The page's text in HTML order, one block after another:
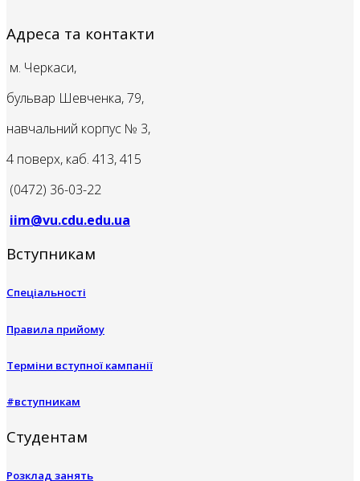
Адреса та контакти
м. Черкаси,
бульвар Шевченка, 79,
навчальний корпус № 3,
4 поверх, каб. 413, 415
(0472) 36-03-22
iim@vu.cdu.edu.ua
Вступникам
Спеціальності
Правила прийому
Терміни вступної кампанії
#вступникам
Студентам
Розклад занять